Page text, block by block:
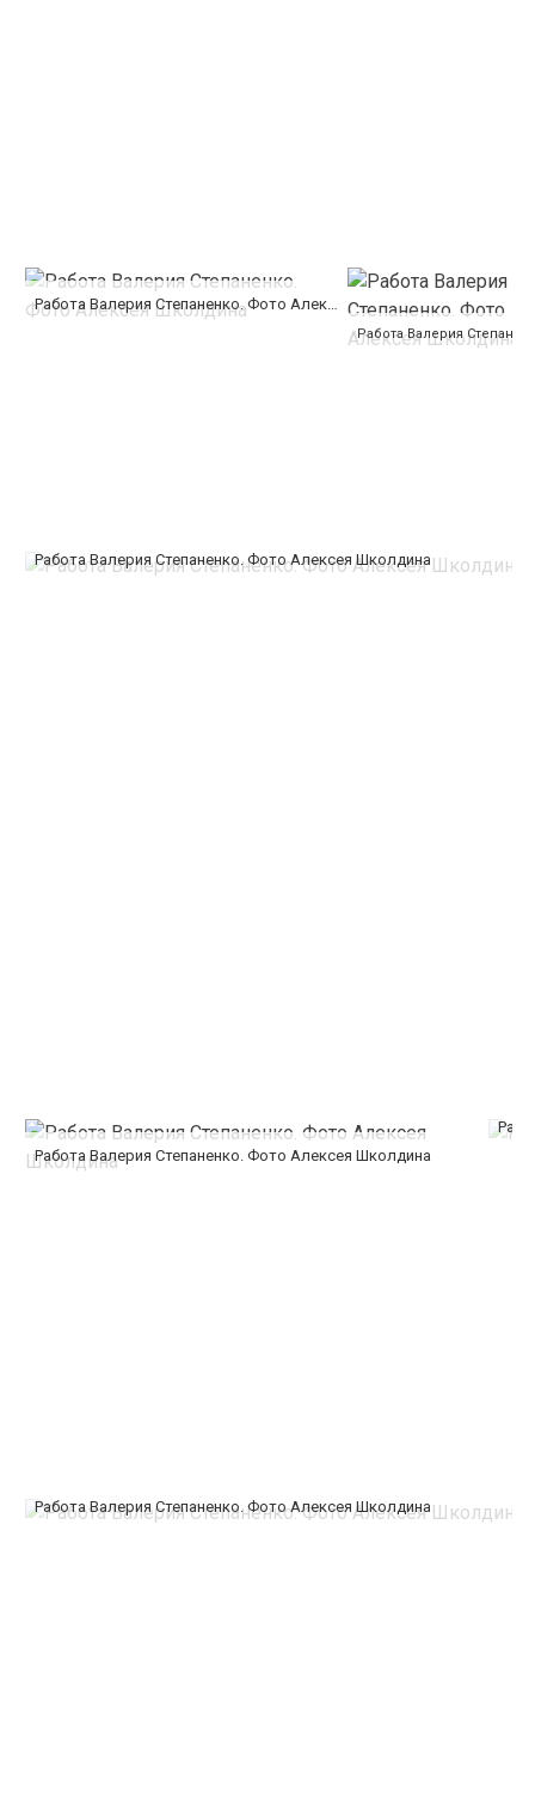
Работа Валерия Степаненко. Фото Алексея Школдина
Работа Валерия Степаненко. Фото Алексея Школдина
Работа Валерия Степаненко. Фото Алексея Школдина
Работа Валерия Степаненко. Фото Алексея Школдина